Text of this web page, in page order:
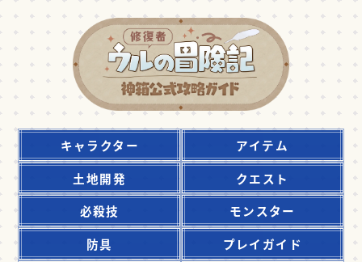
キャラクター
アイテム
土地開発
クエスト
必殺技
モンスター
防具
プレイガイド